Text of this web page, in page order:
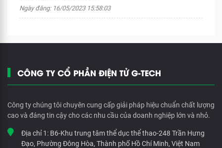
Ngày đăng: 16/05/2023 15:58:03
CÔNG TY CỔ PHẦN ĐIỆN TỬ G-TECH
Công ty chúng tôi chuyên cung cấp giải pháp hiệu chuẩn chất lượng
cao và đáng tin cậy cho các nhu cầu của doanh nghiệp lớn và nhỏ.
Địa chỉ 1: B6-Khu trung tâm thể dục thể thao-248 Trần Hưng
Đạo, Phường Đông Hòa, Thành phố Hồ Chí Minh, Việt Nam